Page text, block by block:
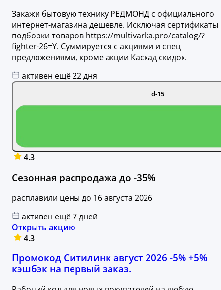
Закажи бытовую технику РЕДМОНД с официального
интернет-магазина дешевле. Исключая сертификаты
подборки товаров https://multivarka.pro/catalog/?
fighter-26=Y. Суммируется с акциями и спец
предложениями, кроме акции Каскад скидок.
активен ещё 22 дня
d-15
4.3
Сезонная распродажа до -35%
расплавили цены до 16 августа 2026
активен ещё 7 дней
Открыть акцию
4.3
Промокод Ситилинк август 2026 -5% +5%
кэшбэк на первый заказ.